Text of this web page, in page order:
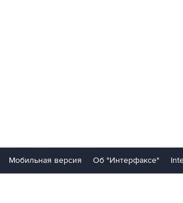
Мобильная версия Об "Интерфаксе"